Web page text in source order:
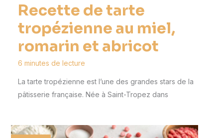
Recette de tarte
tropézienne au miel,
romarin et abricot
6 minutes de lecture
La tarte tropézienne est l’une des grandes stars de la
pâtisserie française. Née à Saint-Tropez dans